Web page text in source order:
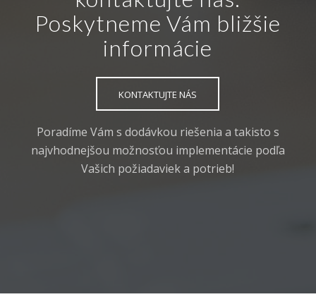
Poskytneme Vám bližšie
informácie
KONTAKTUJTE NÁS
Poradíme Vám s dodávkou riešenia a takisto s
najvhodnejšou možnosťou implementácie podľa
Vašich požiadaviek a potrieb!